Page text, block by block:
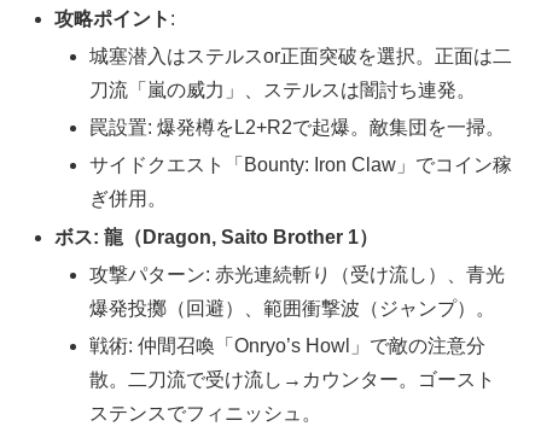
攻略ポイント :
城塞潜入はステルスor正面突破を選択。正面は二
刀流「嵐の威力」、ステルスは闇討ち連発。
罠設置: 爆発樽をL2+R2で起爆。敵集団を一掃。
サイドクエスト「Bounty: Iron Claw」でコイン稼
ぎ併用。
ボス: 龍（Dragon, Saito Brother 1）
攻撃パターン: 赤光連続斬り（受け流し）、青光
爆発投擲（回避）、範囲衝撃波（ジャンプ）。
戦術: 仲間召喚「Onryo’s Howl」で敵の注意分
散。二刀流で受け流し→カウンター。ゴースト
ステンスでフィニッシュ。